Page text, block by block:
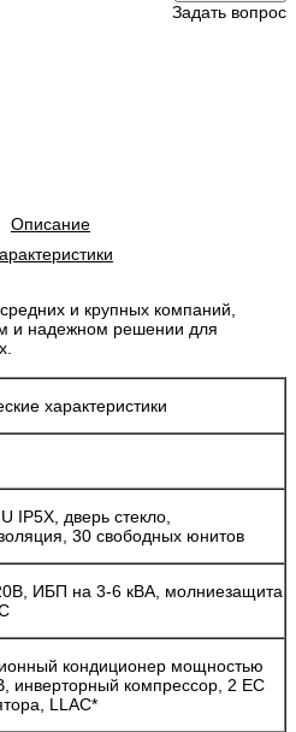
Задать вопрос
Описание
и крупных компаний,
и надежном решении для
характеристики
IP5X, дверь стекло,
30 свободных юнитов
ИБП на 3-6 кВА, молниезащита
кондиционер мощностью
инверторный компрессор, 2 ЕС
LLAC*